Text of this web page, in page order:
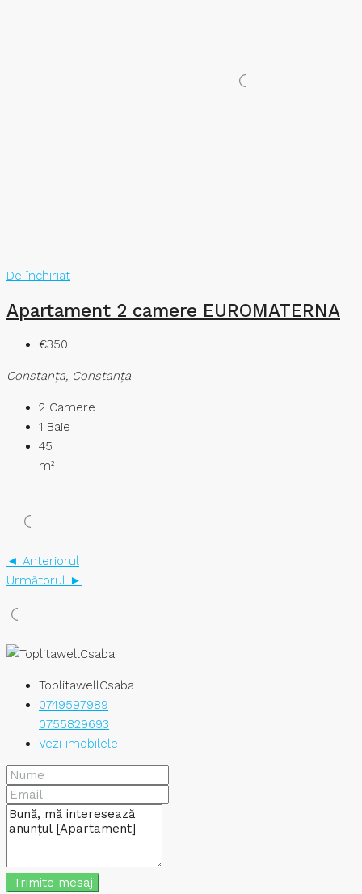
De închiriat
Apartament 2 camere EUROMATERNA
€350
Constanţa, Constanța
2 Camere
1 Baie
45
m²
◄ Anteriorul
Următorul ►
ToplitawellCsaba
0749597989
0755829693
Vezi imobilele
Trimite mesaj